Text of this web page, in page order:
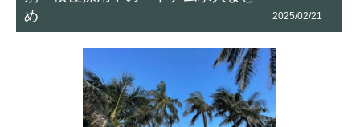
め
2025/02/21